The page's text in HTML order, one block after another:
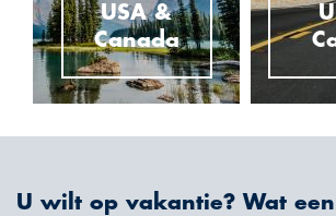
USA &
Canada
U wilt op vakantie? Wat